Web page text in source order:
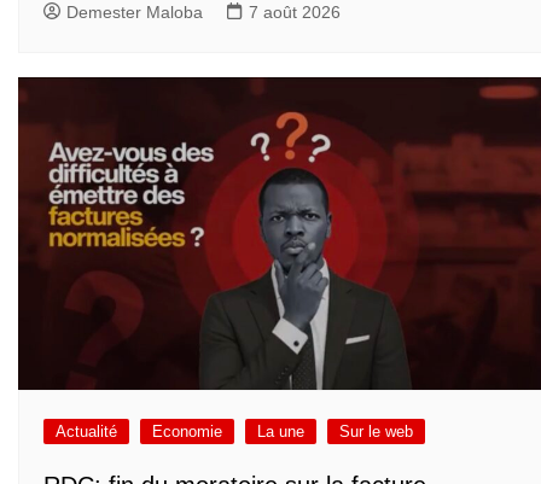
Demester Maloba 7 août 2026
Actualité Economie La une Sur le web